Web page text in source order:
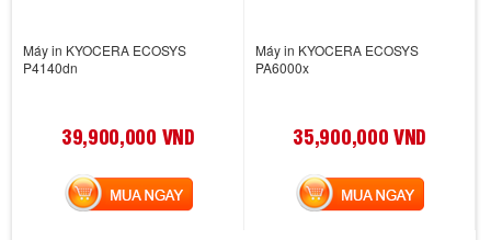
Máy in KYOCERA ECOSYS
P4140dn
39,900,000 VND
MUA NGAY
Máy in KYOCERA ECOSYS
PA6000x
35,900,000 VND
MUA NGAY